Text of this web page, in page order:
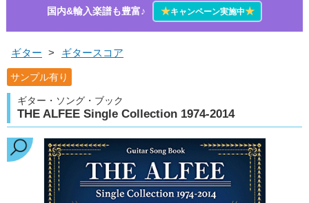
国内&輸入楽譜も豊富♪
★キャンペーン実施中★
ギター > ギタースコア
サンプル有り
ギター・ソング・ブック
THE ALFEE Single Collection 1974-2014